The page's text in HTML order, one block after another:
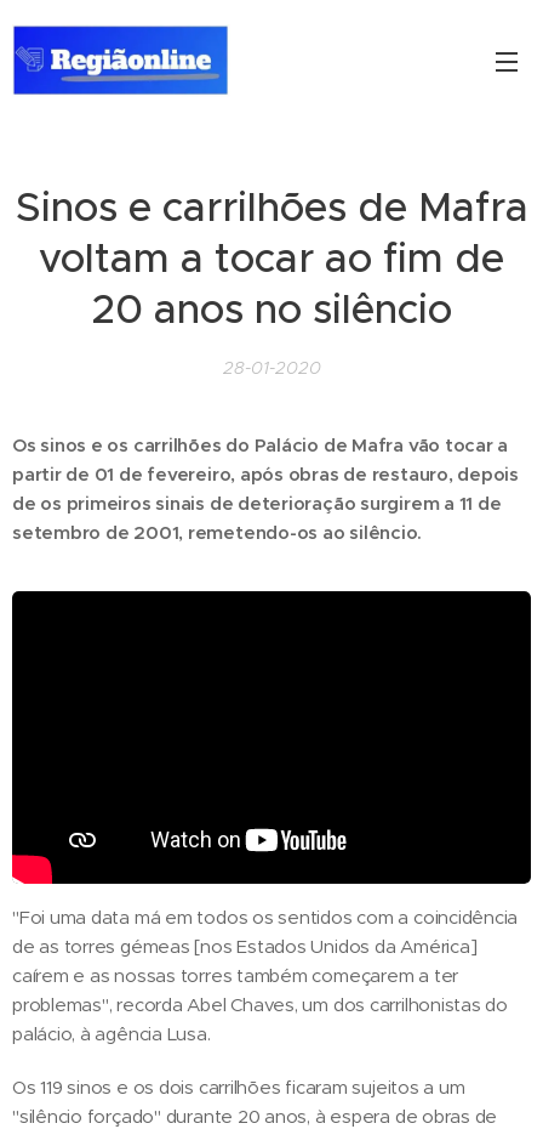
Sinos e carrilhões de Mafra
voltam a tocar ao fim de
20 anos no silêncio
28-01-2020
Os sinos e os carrilhões do Palácio de Mafra vão tocar a
partir de 01 de fevereiro, após obras de restauro, depois
de os primeiros sinais de deterioração surgirem a 11 de
setembro de 2001, remetendo-os ao silêncio.
"Foi uma data má em todos os sentidos com a coincidência
de as torres gémeas [nos Estados Unidos da América]
caírem e as nossas torres também começarem a ter
problemas", recorda Abel Chaves, um dos carrilhonistas do
palácio, à agência Lusa.
Os 119 sinos e os dois carrilhões ficaram sujeitos a um
"silêncio forçado" durante 20 anos, à espera de obras de